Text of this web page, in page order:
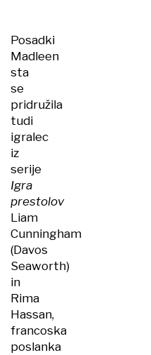
Posadki
Madleen
sta
se
pridružila
tudi
igralec
iz
serije
Igra
prestolov
Liam
Cunningham
(Davos
Seaworth)
in
Rima
Hassan,
francoska
poslanka